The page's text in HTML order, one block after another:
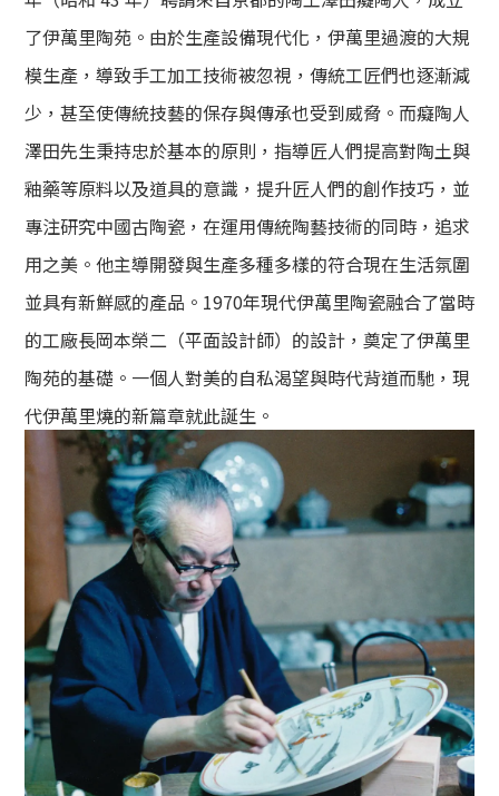
了伊萬里陶苑。由於生產設備現代化，伊萬里過渡的大規
模生產，導致手工加工技術被忽視，傳統工匠們也逐漸減
少，甚至使傳統技藝的保存與傳承也受到威脅。而癡陶人
澤田先生秉持忠於基本的原則，指導匠人們提高對陶土與
釉藥等原料以及道具的意識，提升匠人們的創作技巧，並
專注研究中國古陶瓷，在運用傳統陶藝技術的同時，追求
用之美。他主導開發與生產多種多樣的符合現在生活氛圍
並具有新鮮感的產品。1970年現代伊萬里陶瓷融合了當時
的工廠長岡本榮二（平面設計師）的設計，奠定了伊萬里
陶苑的基礎。 一個人對美的自私渴望與時代背道而馳，現
代伊萬里燒的新篇章就此誕生。